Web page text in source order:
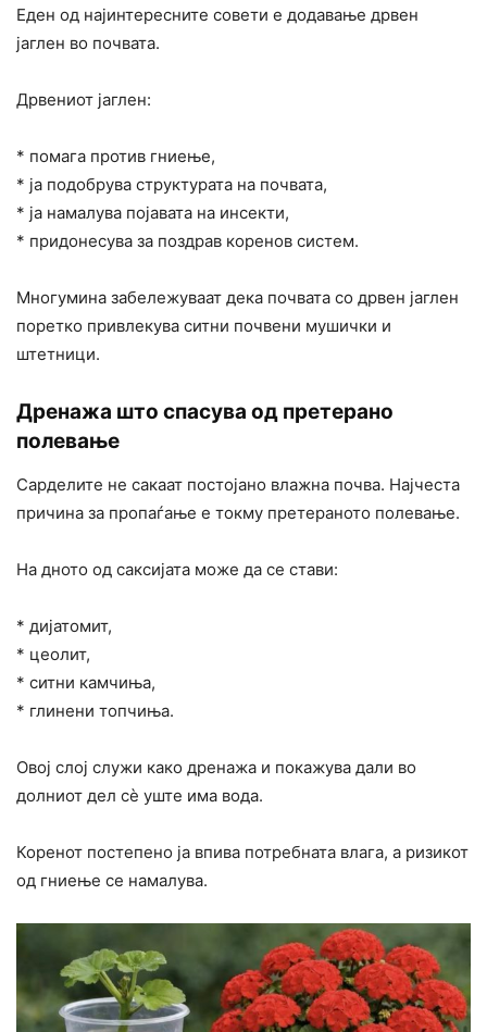
Еден од најинтересните совети е додавање дрвен
јаглен во почвата.
Дрвениот јаглен:
* помага против гниење,
* ја подобрува структурата на почвата,
* ја намалува појавата на инсекти,
* придонесува за поздрав коренов систем.
Многумина забележуваат дека почвата со дрвен јаглен
поретко привлекува ситни почвени мушички и
штетници.
Дренажа што спасува од претерано
полевање
Сарделите не сакаат постојано влажна почва. Најчеста
причина за пропаѓање е токму претераното полевање.
На дното од саксијата може да се стави:
* дијатомит,
* цеолит,
* ситни камчиња,
* глинени топчиња.
Овој слој служи како дренажа и покажува дали во
долниот дел сè уште има вода.
Коренот постепено ја впива потребната влага, а ризикот
од гниење се намалува.